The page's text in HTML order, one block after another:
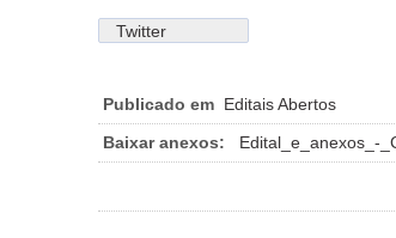
Twitter
Publicado em Editais Abertos
Baixar anexos:
Edital_e_anexos_-